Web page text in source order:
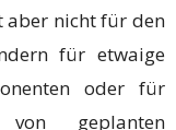
aber nicht für den
für etwaige
oder für
von geplanten